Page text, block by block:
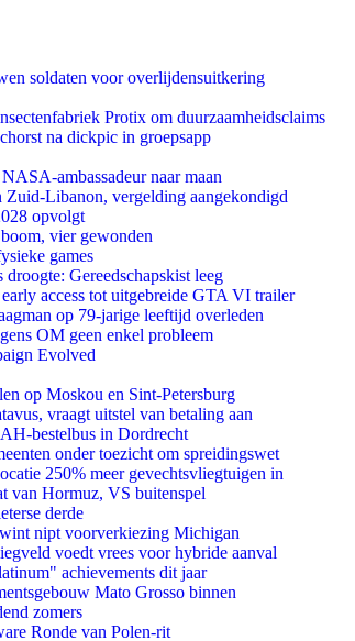
soldaten voor overlijdensuitkering
Protix om duurzaamheidsclaims
na dickpic in groepsapp
ambassadeur naar maan
Libanon, vergelding aangekondigd
opvolgt
vier gewonden
games
droogte: Gereedschapskist leeg
access tot uitgebreide GTA VI trailer
op 79-jarige leeftijd overleden
OM geen enkel probleem
Evolved
op Moskou en Sint-Petersburg
vraagt uitstel van betaling aan
bestelbus in Dordrecht
onder toezicht om spreidingswet
250% meer gevechtsvliegtuigen in
van Hormuz, VS buitenspel
derde
nipt voorverkiezing Michigan
voedt vrees voor hybride aanval
achievements dit jaar
Mato Grosso binnen
zomers
Ronde van Polen-rit